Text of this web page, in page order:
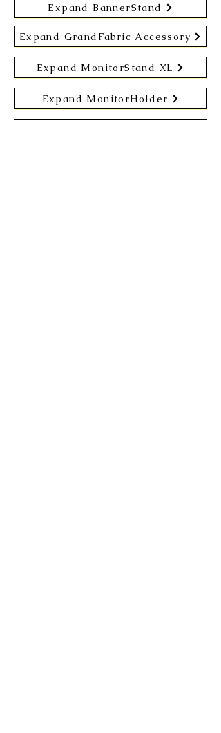
Expand BannerStand
Expand GrandFabric Accessory
Expand MonitorStand XL
Expand MonitorHolder